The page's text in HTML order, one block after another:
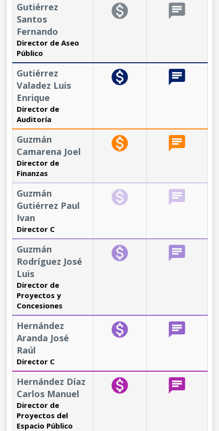
Gutiérrez
Santos
Fernando
Director de Aseo
Público
monetization_on chat
Gutiérrez
Valadez Luis
Enrique
Director de
Auditoría
monetization_on chat
Guzmán
Camarena Joel
Director de
Finanzas
monetization_on chat
Guzmán
Gutiérrez Paul
Ivan
Director C
monetization_on chat
Guzmán
Rodríguez José
Luis
Director de
Proyectos y
Concesiones
monetization_on chat
Hernández
Aranda José
Raúl
Director C
monetization_on chat
Hernández Díaz
Carlos Manuel
Director de
Proyectos del
Espacio Público
monetization_on chat